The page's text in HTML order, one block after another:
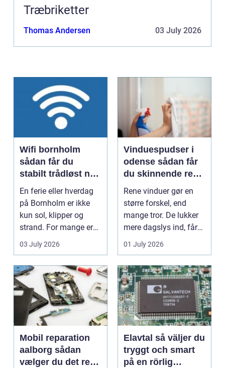
Træbriketter
Thomas Andersen 03 July 2026
Wifi bornholm
sådan får du
stabilt trådløst net
på klippeøen
En ferie eller hverdag
på Bornholm er ikke
kun sol, klipper og
strand. For mange er
en stabil intern...
03 July 2026
Vinduespudser i
odense sådan får
du skinnende rene
ruder året rundt
Rene vinduer gør en
større forskel, end
mange tror. De lukker
mere dagslys ind, får
hjem og erhvervs...
01 July 2026
Mobil reparation
aalborg sådan
vælger du det rette
Elavtal så väljer du
tryggt och smart
på en rörlig